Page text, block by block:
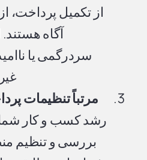
از تکمیل پرداخت،
آگاه هستند.
سردرگمی یا
مرتباً تنظیمات
رشد کسب و کار شما
بررسی و تنظیم